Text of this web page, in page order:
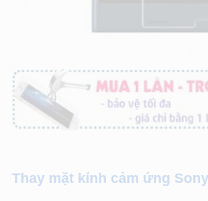
Thay mặt kính cảm ứng